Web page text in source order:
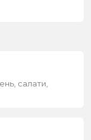
салати,